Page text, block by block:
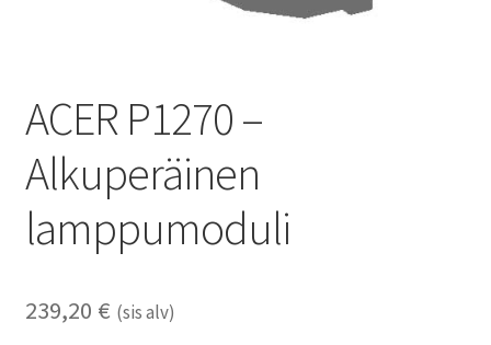
ACER P1270 –
Alkuperäinen
lamppumoduli
239,20 € (sis alv)